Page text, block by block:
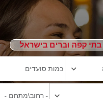
קפה וברים בישראל